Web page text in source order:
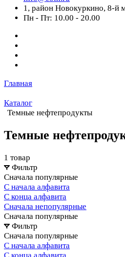
1, район Новокуркино, 8-й
Пн - Пт: 10.00 - 20.00
Главная
Каталог
Темные нефтепродукты
Темные
1 товар
Фильтр
Сначала популярные
С начала алфавита
С конца алфавита
Сначала непопулярные
Сначала популярные
Фильтр
Сначала популярные
С начала алфавита